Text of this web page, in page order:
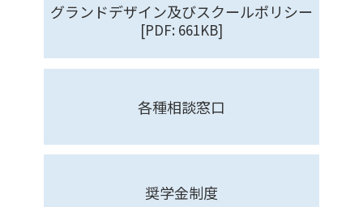
グランドデザイン及びスクールポリシー
[PDF: 661KB]
各種相談窓口
奨学金制度